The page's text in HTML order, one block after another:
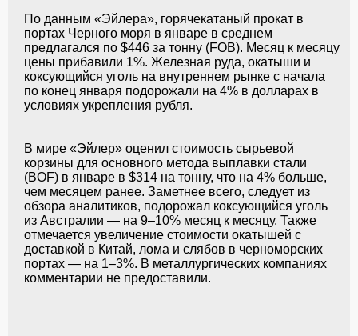
По данным «Эйлера», горячекатаный прокат в
портах Черного моря в январе в среднем
предлагался по $446 за тонну (FOB). Месяц к месяцу
цены прибавили 1%. Железная руда, окатыши и
коксующийся уголь на внутреннем рынке с начала
по конец января подорожали на 4% в долларах в
условиях укрепления рубля.
В мире «Эйлер» оценил стоимость сырьевой
корзины для основного метода выплавки стали
(BOF) в январе в $314 на тонну, что на 4% больше,
чем месяцем ранее. Заметнее всего, следует из
обзора аналитиков, подорожал коксующийся уголь
из Австралии — на 9–10% месяц к месяцу. Также
отмечается увеличение стоимости окатышей с
доставкой в Китай, лома и слябов в черноморских
портах — на 1–3%. В металлургических компаниях
комментарии не предоставили.